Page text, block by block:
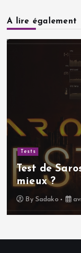
A lire également
Tests
Test de
mieux ?
By Sadako